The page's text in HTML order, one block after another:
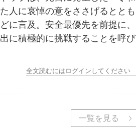
人に哀悼の意をささげるととも
に言及。安全最優先を前提に、
に積極的に挑戦することを呼び
全文読むにはログインしてください
一覧を見る